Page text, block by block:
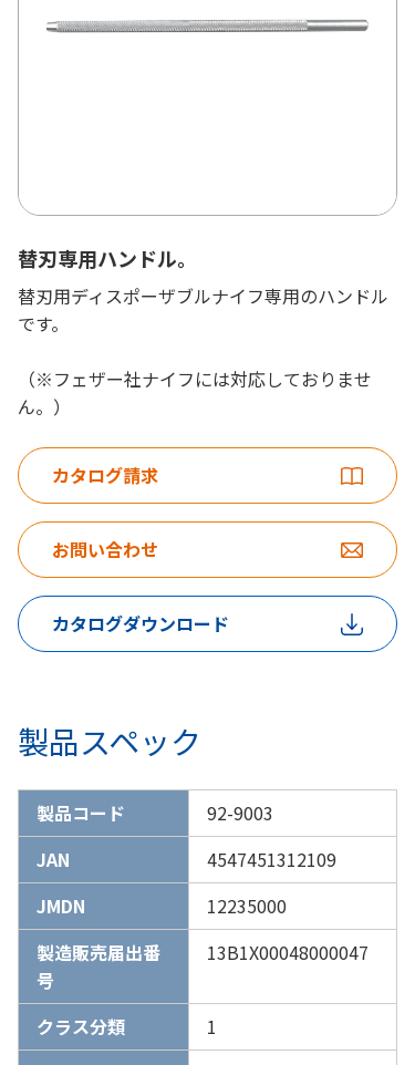
替刃専用ハンドル。
替刃用ディスポーザブルナイフ専用のハンドル
です。
（※フェザー社ナイフには対応しておりませ
ん。）
カタログ請求
お問い合わせ
カタログダウンロード
製品スペック
製品コード
92-9003
JAN
4547451312109
JMDN
12235000
製造販売届出番
号
13B1X00048000047
クラス分類
1